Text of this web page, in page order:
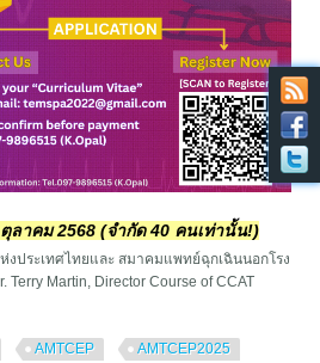
ลาคม 2568 (จำกัด 40 คนเท่านั้น!)
ประเทศไทยและ สมาคมแพทย์ฉุกเฉินนอกโรง
Terry Martin, Director Course of CCAT
AMTCEP AMTCEP2025